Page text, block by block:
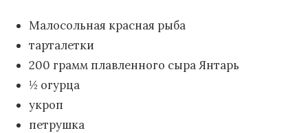
Малосольная красная рыба
тарталетки
200 грамм плавленного сыра Янтарь
½ огурца
укроп
петрушка